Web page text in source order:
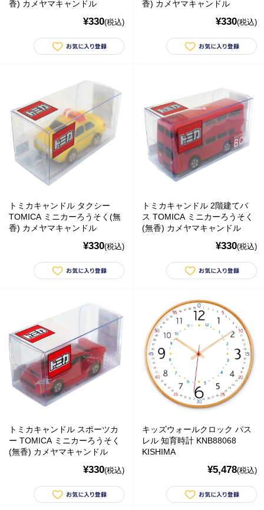
香) カメヤマキャンドル
¥330(税込)
香) カメヤマキャンドル
¥330(税込)
トミカキャンドル タクシー
TOMICA ミニカーろうそく(無
香) カメヤマキャンドル
¥330(税込)
トミカキャンドル 2階建てバ
ス TOMICA ミニカーろうそく
(無香) カメヤマキャンドル
¥330(税込)
トミカキャンドル スポーツカ
ー TOMICA ミニカーろうそく
(無香) カメヤマキャンドル
¥330(税込)
キッズウォールクロック パス
レル 知育時計 KNB88068
KISHIMA
¥5,478(税込)